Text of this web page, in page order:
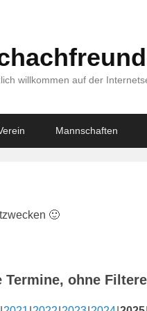
willkommen auf der
Mannschaften
🙂
ohne